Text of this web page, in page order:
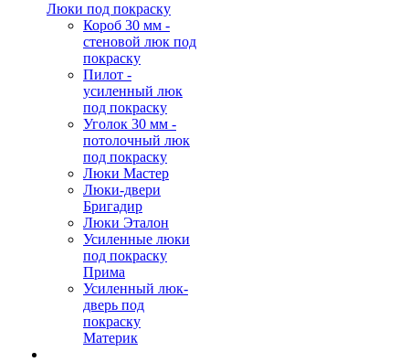
Люки под покраску
Короб 30 мм -
стеновой люк под
покраску
Пилот -
усиленный люк
под покраску
Уголок 30 мм -
потолочный люк
под покраску
Люки Мастер
Люки-двери
Бригадир
Люки Эталон
Усиленные люки
под покраску
Прима
Усиленный люк-
дверь под
покраску
Материк